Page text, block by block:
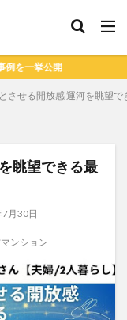
させる開放感 運河を眺望
眺望できる最
月30日
ンション